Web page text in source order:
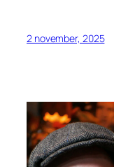
2 november, 2025